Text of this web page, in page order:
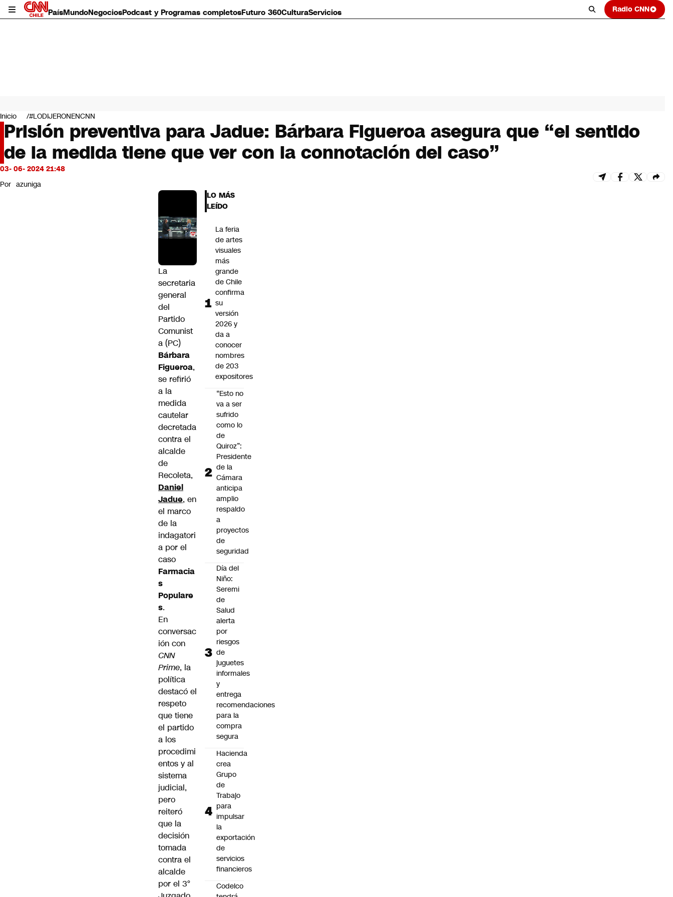
PaísMundoNegociosPodcast y Programas completosFuturo 360CulturaServicios Radio CNN
Mundo
Negocios
Deportes
Programas completos
Cultura
Servicios
CNN Data
Inicio #LODIJERONENCNN
Prisión preventiva para Jadue: Bárbara Figueroa asegura que “el sentido
de la medida tiene que ver con la connotación del caso”
03- 06- 2024 21:48
Por azuniga
La
secretaria
general
del
Partido
Comunist
a (PC)
Bárbara
Figueroa,
se refirió
a la
medida
cautelar
decretada
contra el
alcalde
de
Recoleta,
Daniel
Jadue, en
el marco
de la
indagatori
a por el
caso
Farmacia
s
Populare
s.
En
conversac
ión con
CNN
Prime, la
política
destacó el
respeto
que tiene
el partido
a los
procedimi
entos y al
sistema
judicial,
pero
reiteró
que la
decisión
tomada
contra el
alcalde
por el 3°
LO MÁS
LEÍDO
La feria
de artes
visuales
más
grande
de Chile
confirma
su
versión
2026 y
da a
conocer
nombres
de 203
expositores
“Esto no
va a ser
sufrido
como lo
de
Quiroz”:
Presidente
de la
Cámara
anticipa
amplio
respaldo
a
proyectos
de
seguridad
Día del
Niño:
Seremi
de
Salud
alerta
por
riesgos
de
juguetes
informales
y
entrega
recomendaciones
para la
compra
segura
Hacienda
crea
Grupo
de
Trabajo
para
impulsar
la
exportación
de
servicios
financieros
Codelco